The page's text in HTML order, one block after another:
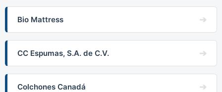
Bio Mattress
CC Espumas, S.A. de C.V.
Colchones Canadá